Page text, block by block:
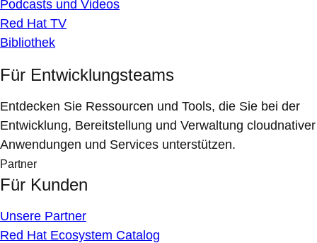
Podcasts und Videos
Red Hat TV
Bibliothek
Für Entwicklungsteams
Entdecken Sie Ressourcen und Tools, die Sie bei der
Entwicklung, Bereitstellung und Verwaltung cloudnativer
Anwendungen und Services unterstützen.
Partner
Für Kunden
Unsere Partner
Red Hat Ecosystem Catalog